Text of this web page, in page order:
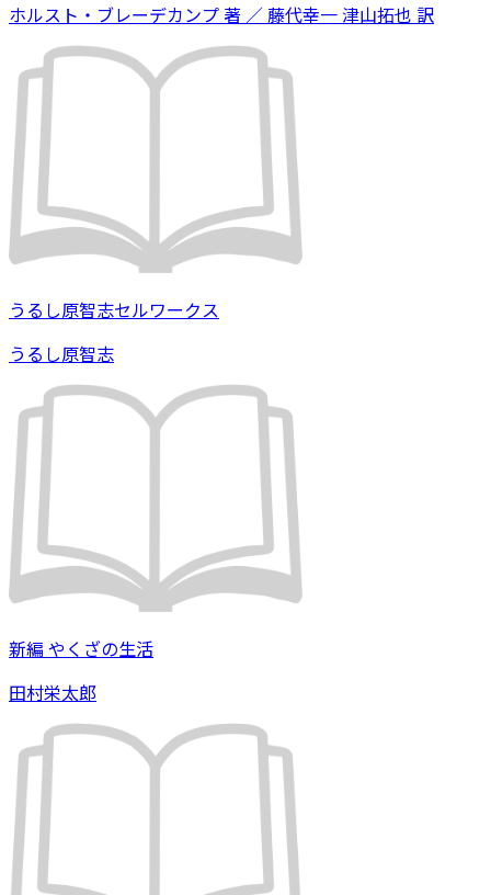
ホルスト・ブレーデカンプ 著 ／ 藤代幸一 津山拓也 訳
うるし原智志セルワークス
うるし原智志
新編 やくざの生活
田村栄太郎